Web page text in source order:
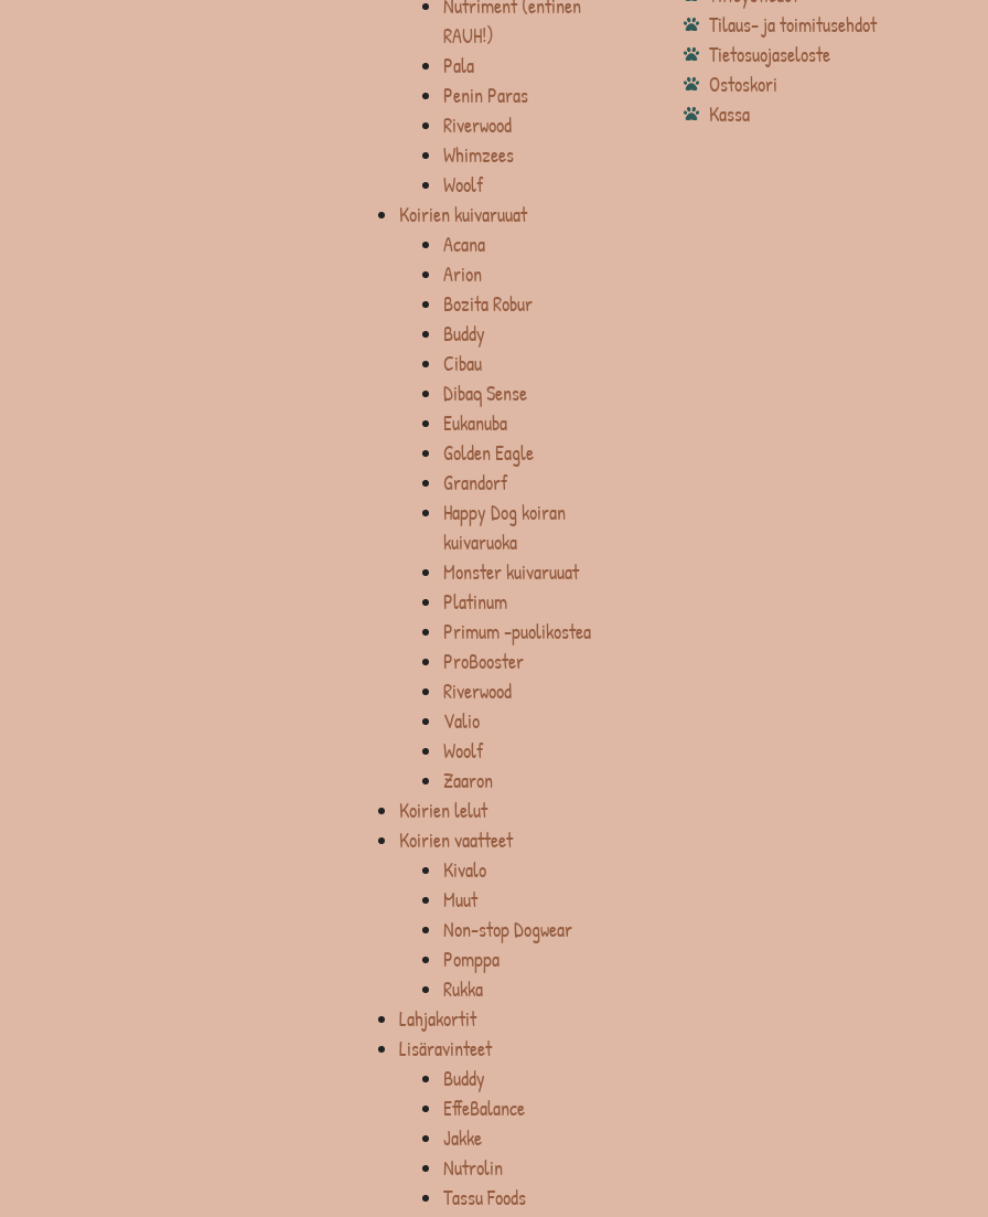
Nutriment (entinen
RAUH!)
Pala
Penin Paras
Riverwood
Whimzees
Woolf
Koirien kuivaruuat
Acana
Arion
Bozita Robur
Buddy
Cibau
Dibaq Sense
Eukanuba
Golden Eagle
Grandorf
Happy Dog koiran
kuivaruoka
Monster kuivaruuat
Platinum
Primum -puolikostea
ProBooster
Riverwood
Valio
Woolf
Zaaron
Koirien lelut
Koirien vaatteet
Kivalo
Muut
Non-stop Dogwear
Pomppa
Rukka
Lahjakortit
Lisäravinteet
Buddy
EffeBalance
Jakke
Nutrolin
Tassu Foods
Tilaus- ja toimitusehdot
Tietosuojaseloste
Ostoskori
Kassa